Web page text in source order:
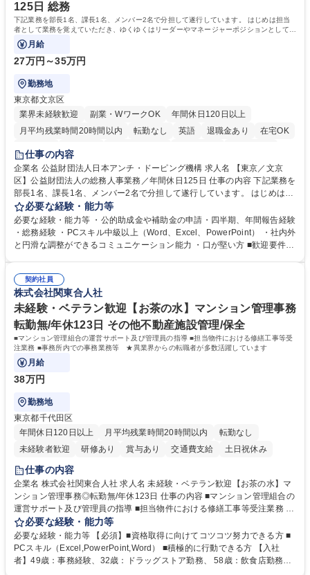
125日 総務
下記業務を部長1名、課長1名、メンバー2名で分担して遂行しています。 はじめは担当
者として業務を覚えていただき、ゆくゆくはリーダーやマネージャーポジションとして活
躍いただくことを期待しています。
月給
27万円～35万円
勤務地
東京都文京区
業界未経験歓迎
副業・WワークOK
年間休日120日以上
月平均残業時間20時間以内
転勤なし 英語 退職金あり
在宅OK
賞与あり
育休あり
食事補助あり
仕事の内容
企業名 公益財団法人日本アンチ・ドーピング機構 求人名 【東京／文京
区】公益財団法人の総務人事業務／年間休日125日 仕事の内容 下記業務を
部長1名、課長1名、メンバー2名で分担して遂行しています。 はじめは担
当者として業務を覚えていただき、ゆくゆくはリーダーやマネージャーポ
ジションとして活躍いただくことを期待しています。 【総務・人事グルー
プの業務内容】 ・人事制度関連 ・採用活動 ・教育研修の企画、実行 ・勤
怠管理 ・官公庁への各種提出 ・法定の会議運営（評議員会、理事会） ・
管理 ・福利厚生関連 ・職員からの問合せ、相談対応 ・その他日常の総務
業務全般 募集職種 【東京／文京区】公益財団法人の総務人事業務／年間
休日125日
必要な経験・能力等
必要な経験・能力等 ・公的助成金や補助金の申請・四半期、年間報告経験
・総務経験 ・PCスキル中級以上（Word、Excel、PowerPoint） ・社内外
と円滑な調整ができるコミュニケーション能力 ・口が堅い方 ■歓迎要件
契約社員
株式会社関東合人社
未経験・ベテラン歓迎【お茶の水】マンション管理事務
転勤無/年休123日 その他不動産施設管理/保全
■マンション管理組合の運営サポート及び管理員の指導 ■担当物件における修繕工事等受
注業務 ■事務所内での事務業務等 ★異業界からの転職者が多数活躍しています
月給
38万円
勤務地
東京都千代田区
年間休日120日以上
月平均残業時間20時間以内
転勤なし
未経験者歓迎
研修あり 賞与あり 交通費支給 土日祝休み
仕事の内容
企業名 株式会社関東合人社 求人名 未経験・ベテラン歓迎【お茶の水】マ
ンション管理事務◎転勤無/年休123日 仕事の内容 ■マンション管理組合の
運営サポート及び管理員の指導 ■担当物件における修繕工事等受注業務 ■
事務所内での事務業務等 ★異業界からの転職者が多数活躍しています
【年収補足】532万円 ＋別途インセンティヴで平均約100万円/年（昨年度
実績） ＋管理業務主任者資格手当50,000円/月 ★親会社である株式会社合
人社計画研究所社のグループ会社として、質の高いサービスと適性価格を
必要な経験・能力等
必要な経験・能力等 【必須】■資格取得に向けてコツコツ努力できる方 ■
PCスキル（Excel,PowerPoint,Word） ■積極的に行動できる方 【入社
者】49歳：事務経験、32歳：ドラッグストア勤務、 58歳：飲食店勤務